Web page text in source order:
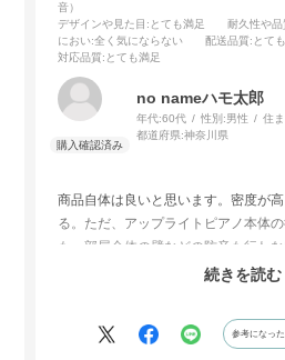
音）
デザインや見た目 :とても満足 耐久性や品
におい:全く気にならない 配送品質:とて
対応品質:とても満足
no nameハモ太郎
年代:60代 性別:男性 住
都道府県:神奈川県
商品自体は良いと思います。密度が
る。ただ、アップライトピアノ本体
も、部屋全体の壁などの防音も行わ
見込めないでしょう。これまで同様
続きを読む
参考になった